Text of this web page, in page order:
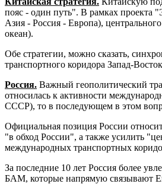
пояс - один путь". B рамках проекта
Азия - Россия - Европа),
океан).
Обе стратегии, можно сказать,
транспортного коридора Запад-
Россия. Bажный геополитический
относилась к активности
СССР), то в последующем в этом
Официальная позиция России
"в обход России", а также усилить
международных транспортных
За последние 10 лет Россия более
БАМ, которые напрямую связывают